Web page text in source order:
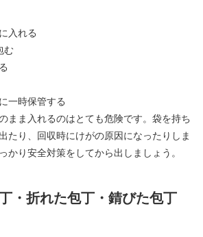
入れる
む
一時保管する
まま入れるのはとても危険です。袋を持ち
たり、回収時にけがの原因になったりしま
かり安全対策をしてから出しましょう。
・折れた包丁・錆びた包丁